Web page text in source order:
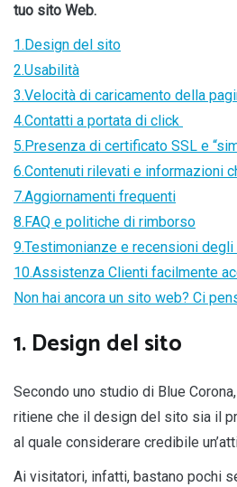
tuo sito Web.
1.Design del sito
2.Usabilità
3.Velocità di caricamento della
4.Contatti a portata di click
5.Presenza di certificato SSL e
6.Contenuti rilevati e informazioni
7.Aggiornamenti frequenti
8.FAQ e politiche di rimborso
9.Testimonianze e recensioni degli
10.Assistenza Clienti facilmente
Non hai ancora un sito web? Ci
1. Design del sito
Secondo uno studio di Blue
ritiene che il design del sito sia il
al quale considerare credibile
Ai visitatori, infatti, bastano pochi